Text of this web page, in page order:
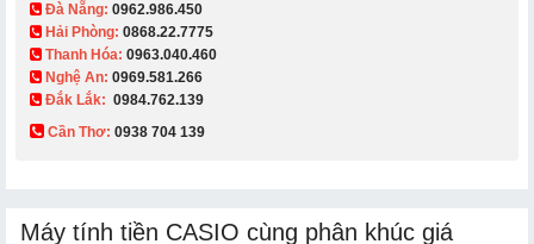
Đà Nẵng: 0962.986.450
Hải Phòng: 0868.22.7775
Thanh Hóa: 0963.040.460
Nghệ An: 0969.581.266
Đắk Lắk: 0984.762.139
Cần Thơ: 0938 704 139​
Máy tính tiền CASIO cùng phân khúc giá